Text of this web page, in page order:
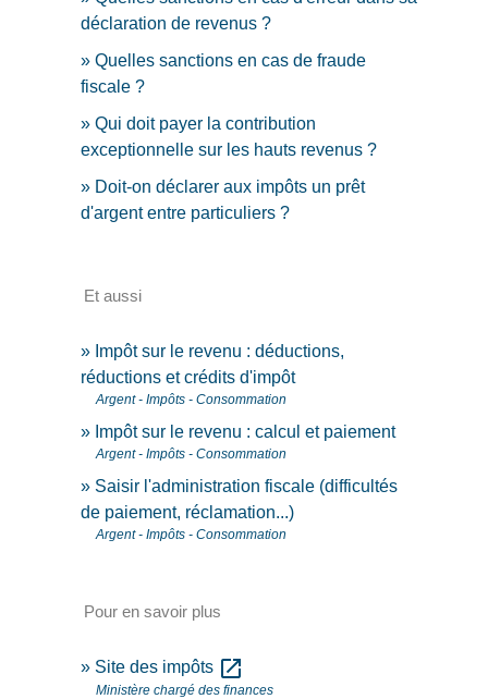
déclaration de revenus ?
Quelles sanctions en cas de fraude
fiscale ?
Qui doit payer la contribution
exceptionnelle sur les hauts revenus ?
Doit-on déclarer aux impôts un prêt
d'argent entre particuliers ?
Et aussi
Impôt sur le revenu : déductions,
réductions et crédits d'impôt
Argent - Impôts - Consommation
Impôt sur le revenu : calcul et paiement
Argent - Impôts - Consommation
Saisir l'administration fiscale (difficultés
de paiement, réclamation...)
Argent - Impôts - Consommation
Pour en savoir plus
Site des impôts open_in_new
Ministère chargé des finances